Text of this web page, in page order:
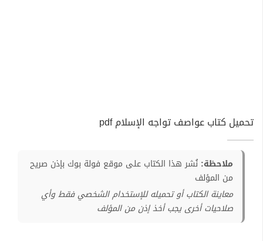
تحميل كتاب عواصف تواجه الإسلام pdf
ملاحظة: نُشر هذا الكتاب على موقع فولة بوك بإذن صريح
من المؤلف
معاينة الكتاب أو تحميله للإستخدام الشخصي فقط وأي
صلاحيات أخرى يجب أخذ إذن من المؤلف